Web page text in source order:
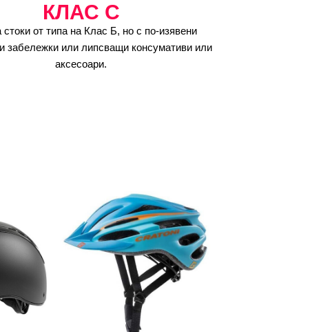
КЛАС C
стоки от типа на Клас Б, но с по-изявени
забележки или липсващи консумативи или
аксесоари.